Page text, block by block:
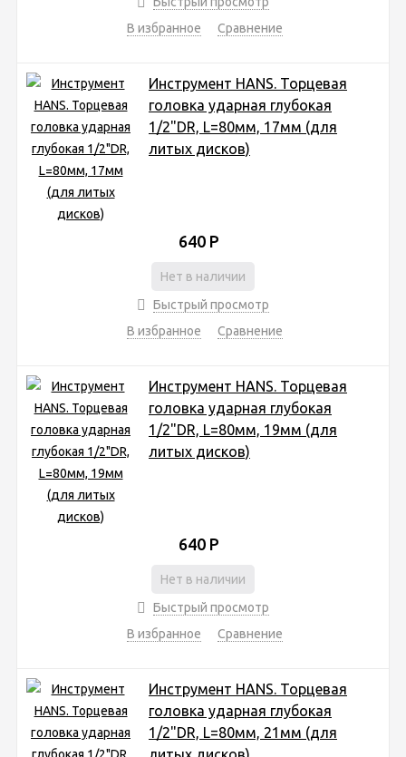
В избранное
Сравнение
Инструмент HANS. Торцевая
головка ударная глубокая
1/2"DR, L=80мм, 17мм (для
литых дисков)
640 Р
Нет в наличии
Быстрый просмотр
В избранное
Сравнение
Инструмент HANS. Торцевая
головка ударная глубокая
1/2"DR, L=80мм, 19мм (для
литых дисков)
640 Р
Нет в наличии
Быстрый просмотр
В избранное
Сравнение
Инструмент HANS. Торцевая
головка ударная глубокая
1/2"DR, L=80мм, 21мм (для